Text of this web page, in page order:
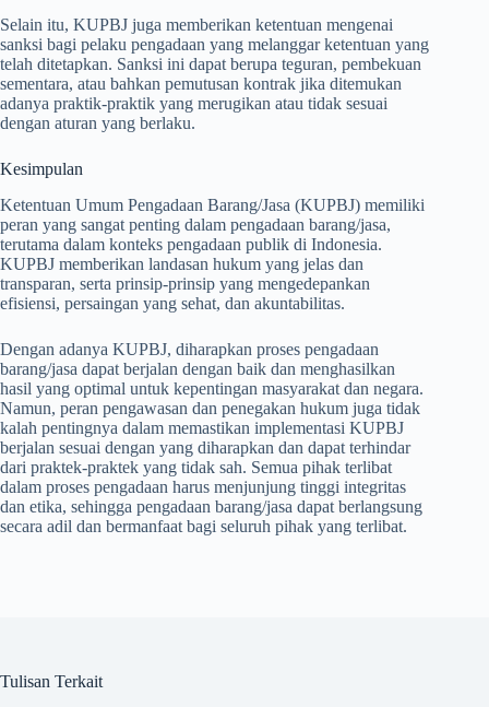
Selain itu, KUPBJ juga memberikan ketentuan mengenai
sanksi bagi pelaku pengadaan yang melanggar ketentuan yang
telah ditetapkan. Sanksi ini dapat berupa teguran, pembekuan
sementara, atau bahkan pemutusan kontrak jika ditemukan
adanya praktik-praktik yang merugikan atau tidak sesuai
dengan aturan yang berlaku.
Kesimpulan
Ketentuan Umum Pengadaan Barang/Jasa (KUPBJ) memiliki
peran yang sangat penting dalam pengadaan barang/jasa,
terutama dalam konteks pengadaan publik di Indonesia.
KUPBJ memberikan landasan hukum yang jelas dan
transparan, serta prinsip-prinsip yang mengedepankan
efisiensi, persaingan yang sehat, dan akuntabilitas.
Dengan adanya KUPBJ, diharapkan proses pengadaan
barang/jasa dapat berjalan dengan baik dan menghasilkan
hasil yang optimal untuk kepentingan masyarakat dan negara.
Namun, peran pengawasan dan penegakan hukum juga tidak
kalah pentingnya dalam memastikan implementasi KUPBJ
berjalan sesuai dengan yang diharapkan dan dapat terhindar
dari praktek-praktek yang tidak sah. Semua pihak terlibat
dalam proses pengadaan harus menjunjung tinggi integritas
dan etika, sehingga pengadaan barang/jasa dapat berlangsung
secara adil dan bermanfaat bagi seluruh pihak yang terlibat.
Tulisan Terkait